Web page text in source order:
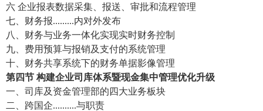
六 企业报表数据采集、报送、审批和流程管理
七、 财务报.........内对外发布
八、 财务与业务一体化实现实时财务控制
九、 费用预算与报销及支付的系统管理
十、 财务共享系统下的财务单据影像管理
第四节 构建企业司库体系暨现金集中管理优化升级
一、司库及资金管理部的四大业务板块
二、跨国企..........与职责